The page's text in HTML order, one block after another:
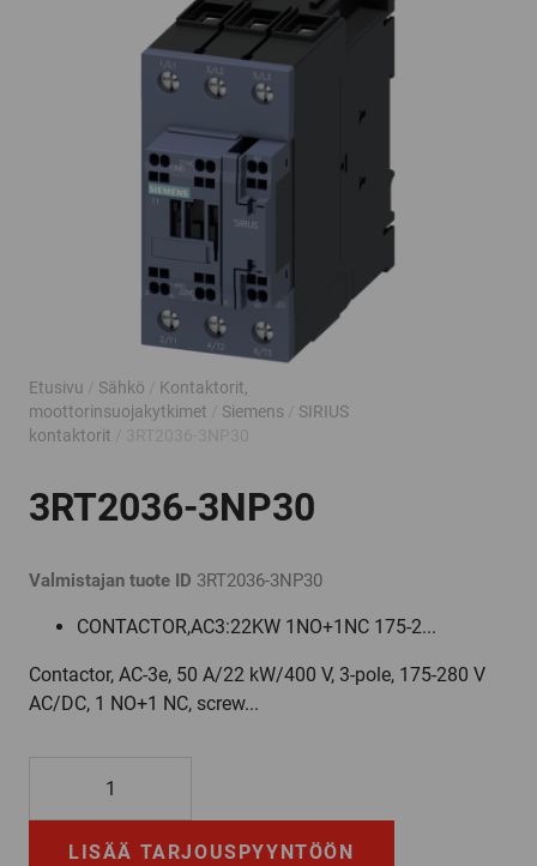
Etusivu Sähkö
Kontaktorit,
moottorinsuojakytkimet
Siemens
SIRIUS
kontaktorit
3RT2036-3NP30
Valmistajan tuote ID 3RT2036-3NP30
CONTACTOR,AC3:22KW 1NO+1NC 175-2...
Contactor, AC-3e, 50 A/22 kW/400 V, 3-pole, 175-280 V
AC/DC, 1 NO+1 NC, screw...
määrä
LISÄÄ TARJOUSPYYNTÖÖN